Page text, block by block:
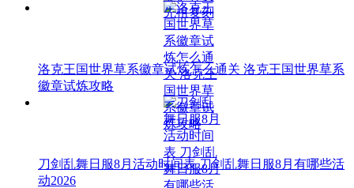
洛克王国世界草系徽章试炼怎么通关 洛克王国世界草系
徽章试炼攻略
刀剑乱舞日服8月活动时间表 刀剑乱舞日服8月有哪些活
动2026